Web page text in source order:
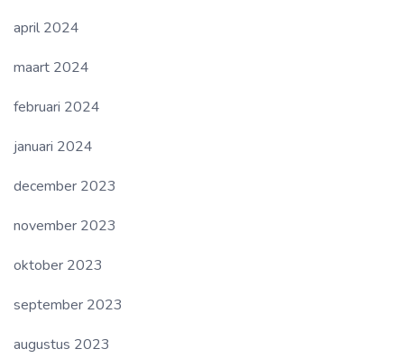
april 2024
maart 2024
februari 2024
januari 2024
december 2023
november 2023
oktober 2023
september 2023
augustus 2023